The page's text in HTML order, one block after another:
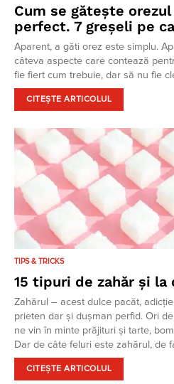
Cum se gătește
perfect. 7 greșeli pe
Aparent, a găti orez este simplu.
câteva aspecte care contează
fie fiert cum trebuie, dar să nu fie
CITEȘTE ARTICOLUL
TIPS & TRICKS
15 tipuri de zahăr și la
Zahărul – acest dulce pacăt,
prieten dar și dușman perfid. Ori
ne vin în minte prăjituri și tarte,
Dar de câte feluri este zahărul, de
CITEȘTE ARTICOLUL